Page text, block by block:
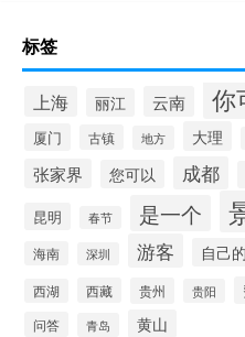
标签
上海 丽江 云南 你
厦门
古镇 地方 大理
张家界 您可以 成都
昆明 春节 是一个
海南 深圳 游客 自己的
西湖 西藏 贵州 贵阳
问答 青岛 黄山